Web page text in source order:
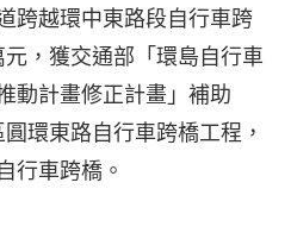
跨越環中東路段自行車跨
，獲交通部「環島自行車
動計畫修正計畫」補助
環東路自行車跨橋工程，
行車跨橋。